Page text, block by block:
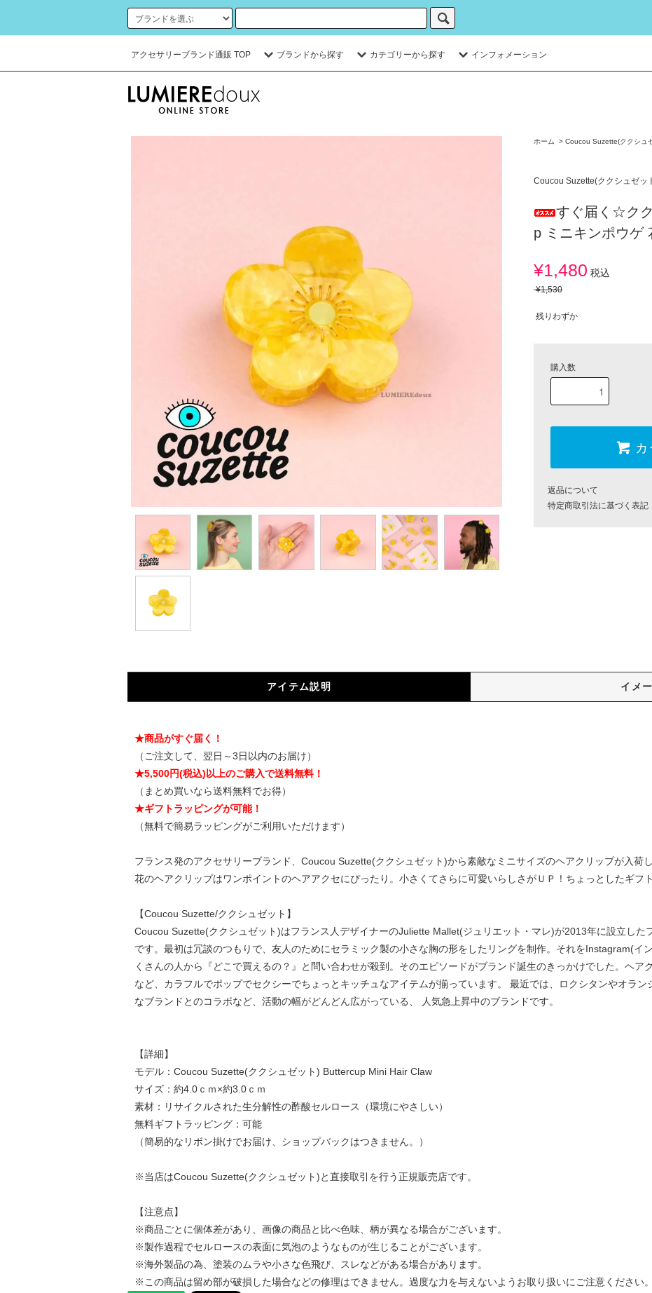
アクセサリーブランド通販 TOP ブランドから探す カテゴリーから探す インフォメーション
ホーム > Coucou Suzette(ククシュ
Coucou Suzette(ククシュゼッ
すぐ届く☆ク
p ミニキンポウゲ
¥1,480 税込
¥1,530
残りわずか
購入数
返品について
特定商取引法に基づく表記
アイテム説明 イメ
★商品がすぐ届く！
（ご注文して、翌日～3日以内のお届け）
★5,500円(税込)以上のご購入で送料無料！
（まとめ買いなら送料無料でお得）
★ギフトラッピングが可能！
（無料で簡易ラッピングがご利用いただけます）
フランス発のアクセサリーブランド、Coucou Suzette(ククシュゼット)から素敵なミニサイズのヘアクリップが入荷
花のヘアクリップはワンポイントのヘアアクセにぴったり。小さくてさらに可愛いらしさがＵＰ！ちょっとしたギフ
【Coucou Suzette/ククシュゼット】
Coucou Suzette(ククシュゼット)はフランス人デザイナーのJuliette Mallet(ジュリエット・マレ)が2013年に設立した
です。最初は冗談のつもりで、友人のためにセラミック製の小さな胸の形をしたリングを制作。それをInstagram(イ
くさんの人から『どこで買えるの？』と問い合わせが殺到。そのエピソードがブランド誕生のきっかけでした。ヘア
など、カラフルでポップでセクシーでちょっとキッチュなアイテムが揃っています。 最近では、ロクシタンやオラン
なブランドとのコラボなど、活動の幅がどんどん広がっている、 人気急上昇中のブランドです。
【詳細】
モデル：Coucou Suzette(ククシュゼット) Buttercup Mini Hair Claw
サイズ：約4.0ｃｍ×約3.0ｃｍ
素材：リサイクルされた生分解性の酢酸セルロース（環境にやさしい）
無料ギフトラッピング：可能
（簡易的なリボン掛けでお届け、ショップバックはつきません。）
※当店はCoucou Suzette(ククシュゼット)と直接取引を行う正規販売店です。
【注意点】
※商品ごとに個体差があり、画像の商品と比べ色味、柄が異なる場合がございます。
※製作過程でセルロースの表面に気泡のようなものが生じることがございます。
※海外製品の為、塗装のムラや小さな色飛び、スレなどがある場合があります。
※この商品は留め部が破損した場合などの修理はできません。過度な力を与えないようお取り扱いにご注意ください。